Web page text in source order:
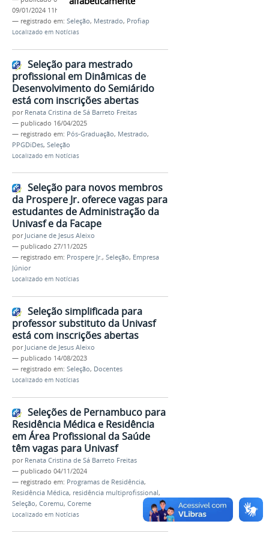
09/01/2024 11h26
— registrado em: Seleção, Mestrado, Profiap
Localizado em Notícias
Seleção para mestrado
profissional em Dinâmicas de
Desenvolvimento do Semiárido
está com inscrições abertas
por Renata Cristina de Sá Barreto Freitas
— publicado 16/04/2025
— registrado em: Pós-Graduação, Mestrado,
PPGDiDes, Seleção
Localizado em Notícias
Seleção para novos membros
da Prospere Jr. oferece vagas para
estudantes de Administração da
Univasf e da Facape
por Juciane de Jesus Aleixo
— publicado 27/11/2025
— registrado em: Prospere Jr., Seleção, Empresa
Júnior
Localizado em Notícias
Seleção simplificada para
professor substituto da Univasf
está com inscrições abertas
por Juciane de Jesus Aleixo
— publicado 14/08/2023
— registrado em: Seleção, Docentes
Localizado em Notícias
Seleções de Pernambuco para
Residência Médica e Residência
em Área Profissional da Saúde
têm vagas para Univasf
por Renata Cristina de Sá Barreto Freitas
— publicado 04/11/2024
— registrado em: Programas de Residência,
Residência Médica, residência multiprofissional,
Seleção, Coremu, Coreme
Localizado em Notícias